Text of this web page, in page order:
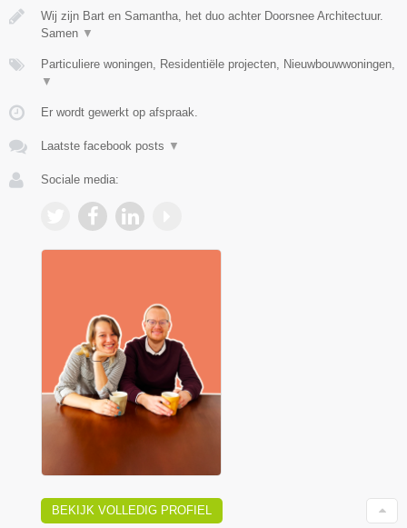
Wij zijn Bart en Samantha, het duo achter Doorsnee Architectuur.
Samen ▼
Particuliere woningen, Residentiële projecten, Nieuwbouwwoningen,
▼
Er wordt gewerkt op afspraak.
Laatste facebook posts ▼
Sociale media:
BEKIJK VOLLEDIG PROFIEL